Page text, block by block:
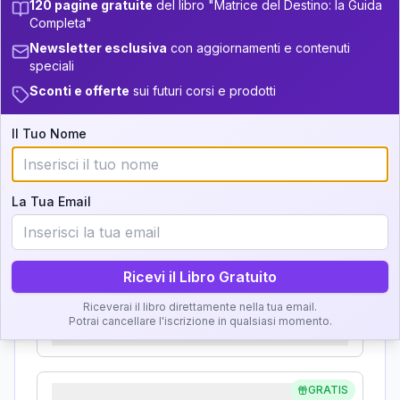
18.5-19 +6 20
Analisi, Significato e
Interpretazione
Clicca su ogni zona per leggere la definizione e
l'interpretazione!
Importanza:
Karma Genitore-Figlio
Importanza:
GRATIS
120 pagine gratuite del libro "Matrice del Destino: la Guida
Completa"
Newsletter esclusiva con aggiornamenti e contenuti
speciali
Sconti e offerte sui futuri corsi e prodotti
Il Tuo Nome
La Tua Email
Ricevi il Libro Gratuito
Riceverai il libro direttamente nella tua email.
Potrai cancellare l'iscrizione in qualsiasi momento.